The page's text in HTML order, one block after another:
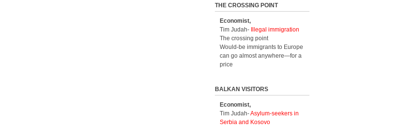
THE CROSSING POINT
Economist,
Tim Judah-
Illegal immigration
The crossing point
Would-be immigrants to Europe
can go almost anywhere—for a
price
BALKAN VISITORS
Economist,
Tim Judah-Asylum-seekers in
Serbia and Kosovo